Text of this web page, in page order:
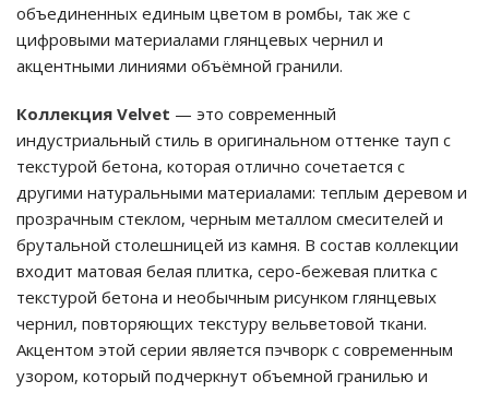
объединенных единым цветом в ромбы, так же с
цифровыми материалами глянцевых чернил и
акцентными линиями объёмной гранили.
Коллекция Velvet — это современный
индустриальный стиль в оригинальном оттенке тауп с
текстурой бетона, которая отлично сочетается с
другими натуральными материалами: теплым деревом и
прозрачным стеклом, черным металлом смесителей и
брутальной столешницей из камня. В состав коллекции
входит матовая белая плитка, серо-бежевая плитка с
текстурой бетона и необычным рисунком глянцевых
чернил, повторяющих текстуру вельветовой ткани.
Акцентом этой серии является пэчворк с современным
узором, который подчеркнут объемной гранилью и